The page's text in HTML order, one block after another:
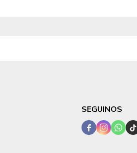
SEGUINOS
   